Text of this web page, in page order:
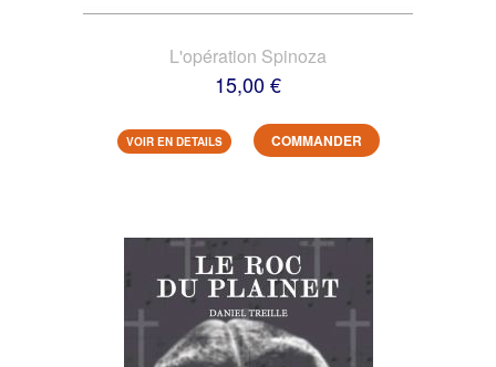
L'opération Spinoza
15,00 €
VOIR EN DETAILS COMMANDER